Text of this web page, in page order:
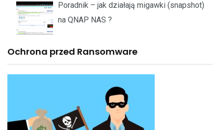
Poradnik – jak działają migawki (snapshot)
na QNAP NAS ?
Ochrona przed Ransomware